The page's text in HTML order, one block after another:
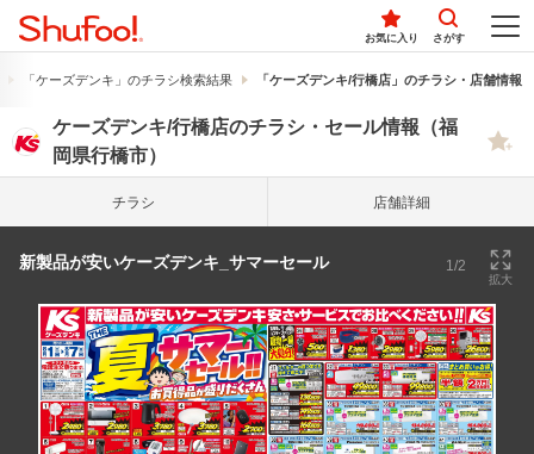
お気に入り さがす
「ケーズデンキ」のチラシ検索結果 「ケーズデンキ/行橋店」のチラシ・店舗情報
ケーズデンキ/行橋店のチラシ・セール情報（福
岡県行橋市）
チラシ 店舗詳細
新製品が安いケーズデンキ_サマーセール 1/2
拡大